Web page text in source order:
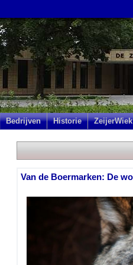
Bedrijven Historie
Van de Boermarken: De